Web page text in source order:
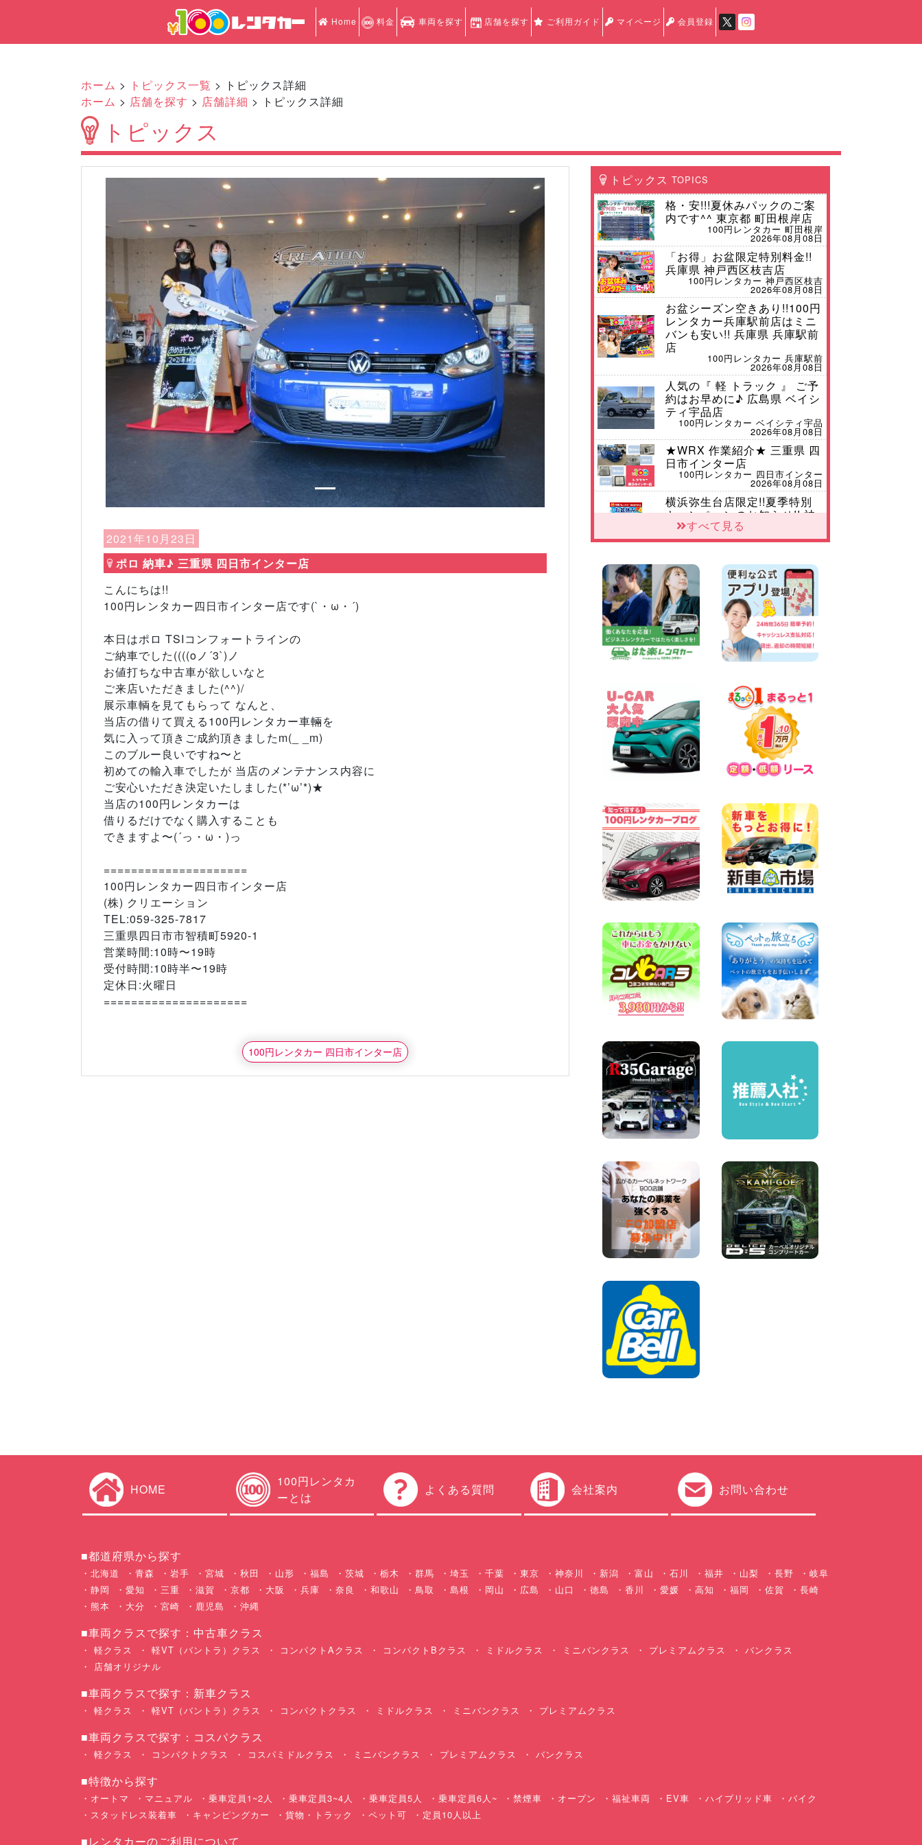
Home 料金 車両を探す 店舗を探す ご利用ガイド マイページ 会員登録
ホーム > トピックス一覧 > トピックス詳細
ホーム > 店舗を探す > 店舗詳細 > トピックス詳細
トピックス
Previous Next
2021年10月23日
ポロ 納車♪ 三重県 四日市インター店
こんにちは!!
100円レンタカー四日市インター店です(`・ω・´)
本日はポロ TSIコンフォートラインの
ご納車でした((((oノ´3`)ノ
お値打ちな中古車が欲しいなと
ご来店いただきました(^^)/
展示車輌を見てもらって なんと、
当店の借りて買える100円レンタカー車輛を
気に入って頂きご成約頂きましたm(_ _m)
このブルー良いですね〜と
初めての輸入車でしたが 当店のメンテナンス内容に
ご安心いただき決定いたしました(*’ω’*)★
当店の100円レンタカーは
借りるだけでなく購入することも
できますよ〜(´っ・ω・)っ
=====================
100円レンタカー四日市インター店
(株) クリエーション
TEL:059-325-7817
三重県四日市市智積町5920-1
営業時間:10時〜19時
受付時間:10時半〜19時
定休日:火曜日
=====================
100円レンタカー 四日市インター店
トピックス TOPICS
格・安!!!夏休みパックのご案
内です^^ 東京都 町田根岸店
100円レンタカー 町田根岸
2026年08月08日
「お得」お盆限定特別料金!!
兵庫県 神戸西区枝吉店
100円レンタカー 神戸西区枝吉
2026年08月08日
お盆シーズン空きあり!!100円
レンタカー兵庫駅前店はミニ
バンも安い!! 兵庫県 兵庫駅前
店
100円レンタカー 兵庫駅前
2026年08月08日
人気の『 軽 トラック 』 ご予
約はお早めに♪ 広島県 ベイシ
ティ宇品店
100円レンタカー ベイシティ宇品
2026年08月08日
★WRX 作業紹介★ 三重県 四
日市インター店
100円レンタカー 四日市インター
2026年08月08日
横浜弥生台店限定!!夏季特別
キャンペーンのお知らせ!! 神
奈川県 横浜弥生台店
100円レンタカー 横浜弥生台
2026三河安城店お盆休みご連
絡 愛知県 三河安城店
100円レンタカー 三河安城
2026年08月08日
☆ お盆特別乗り放題プラン
☆ 埼玉県 杉戸店
100円レンタカー 杉戸
2026年08月07日
交通事故にご注意ください 新
潟県 佐渡空港店
100円レンタカー 佐渡空港
2026年08月07日
楽しい佐渡旅行を守るために!
安全運転のお願い 新潟県 両
津店
100円レンタカー 両津
2026年08月07日
の里店!! 愛知県 中川かの里店
100円レンタカー 中川かの里
2026年08月07日
☆ 夏休みクーポン登場!最大
9,500円おトク! ☆ 鳥取県 鳥
取青谷店
100円レンタカー 鳥取青谷
2026年08月07日
屋川太間東町店
100円レンタカー 寝屋川太間東町
2026年08月07日
夏季休暇のお知らせ 東京都
墨田両国店
100円レンタカー 墨田両国
2026年08月07日
夏季休暇のお知らせ 東京都
100円レンタカー 墨田文花
2026年08月07日
お盆も休まず営業します! 神
奈川県 横浜旭南本宿町店
100円レンタカー 横浜旭南本宿町
2026年08月07日
お引越しに便利で最適!(禁煙
車両) 香川県 坂出川津店
【カーシェアのレンタカーが
2台になりました!】 岐阜県 各
務原那加店
100円レンタカー 各務原那加
2026年08月06日
体調崩してませんか?? 兵庫県
加古川店
100円レンタカー 加古川
ハイエースワゴンGL!!クルー
ズコントロールが付いてい
る〜!! 福島県 福島笹木野店
すべて見る
HOME
100円レンタカ
ーとは
よくある質問 会社案内 お問い合わせ
■都道府県から探す
北海道 青森 岩手 宮城 秋田 山形 福島 茨城 栃木 群馬 埼玉 千葉 東京 神奈川 新潟 富山 石川 福井 山梨 長野
岐阜
静岡
愛知 三重 滋賀 京都 大阪 兵庫 奈良 和歌山 鳥取 島根 岡山 広島 山口 徳島 香川 愛媛 高知 福岡 佐賀
長崎
熊本
大分 宮崎 鹿児島 沖縄
■車両クラスで探す：中古車クラス
軽クラス 軽VT（バントラ）クラス コンパクトAクラス コンパクトBクラス ミドルクラス ミニバンクラス プレミアムクラス
バンクラス
店舗オリジナル
■車両クラスで探す：新車クラス
軽クラス 軽VT（バントラ）クラス コンパクトクラス ミドルクラス ミニバンクラス プレミアムクラス
■車両クラスで探す：コスパクラス
軽クラス コンパクトクラス コスパミドルクラス ミニバンクラス プレミアムクラス バンクラス
■特徴から探す
オートマ マニュアル 乗車定員1~2人 乗車定員3~4人 乗車定員5人 乗車定員6人~ 禁煙車 オープン 福祉車両 EV車 ハイブリッド車
バイク
スタッドレス装着車
キャンピングカー 貨物・トラック ペット可 定員10人以上
■レンタカーのご利用について